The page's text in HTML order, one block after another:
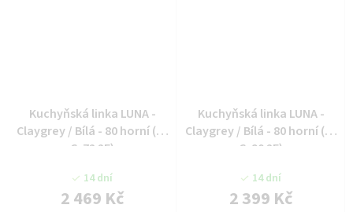
Kuchyňská linka LUNA -
Claygrey / Bílá - 80 horní (80
G-72 2F)
14 dní
2 469 Kč
Kuchyňská linka LUNA -
Claygrey / Bílá - 80 horní (80
G-90 2F)
14 dní
2 399 Kč